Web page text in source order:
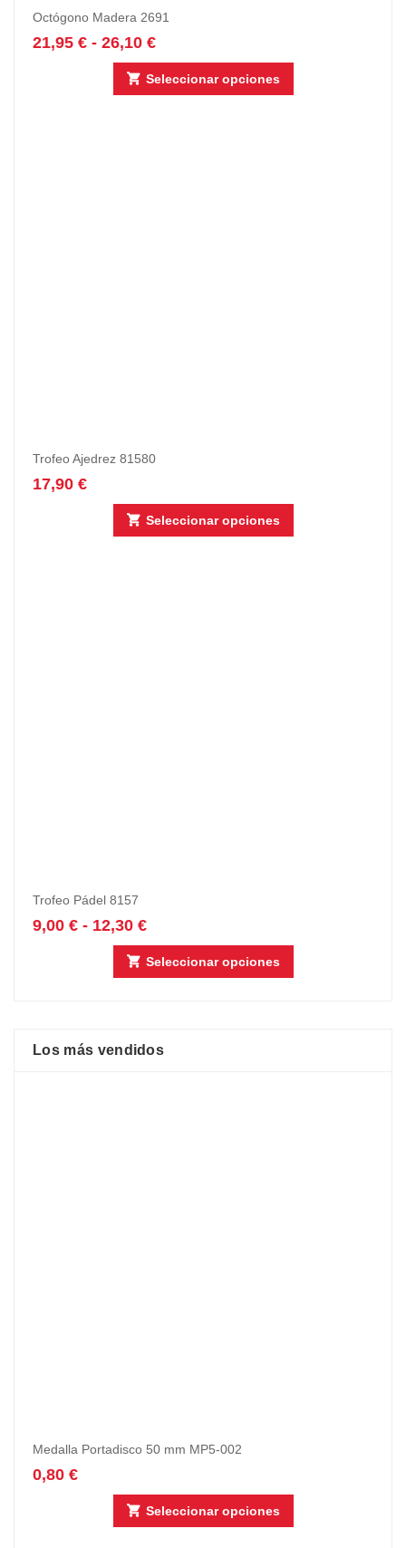
Octógono Madera 2691
21,95 € - 26,10 €
Seleccionar opciones
Trofeo Ajedrez 81580
17,90 €
Seleccionar opciones
Trofeo Pádel 8157
9,00 € - 12,30 €
Seleccionar opciones
Los más vendidos
Medalla Portadisco 50 mm MP5-002
0,80 €
Seleccionar opciones